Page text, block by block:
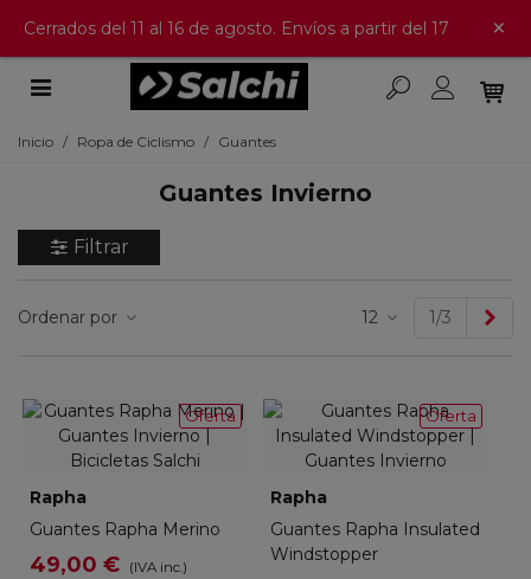
Cerrados del 11 al 16 de agosto. Envíos a partir del 17 ×
Inicio / Ropa de Ciclismo / Guantes
Guantes Invierno
Filtrar
Ordenar por 12 1/3
Oferta
Rapha
Guantes Rapha Merino
49,00 € (IVA inc.)
Oferta
Rapha
Guantes Rapha Insulated
Windstopper